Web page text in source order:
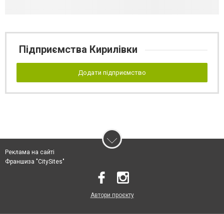
Підприємства Кирилівки
Додати підприємство
Реклама на сайті
Франшиза "CitySites"
Автори проєкту